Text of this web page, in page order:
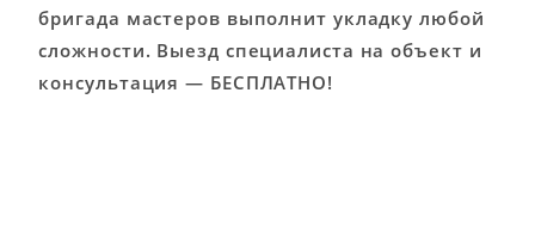
бригада мастеров выполнит укладку любой
сложности. Выезд специалиста на объект и
консультация — БЕСПЛАТНО!